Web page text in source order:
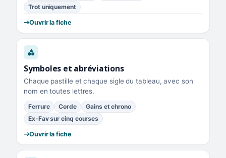
Trot uniquement
Ouvrir la fiche
Symboles et abréviations
Chaque pastille et chaque sigle du tableau, avec son
nom en toutes lettres.
Ferrure Corde
Gains et chrono
Ex-Fav sur cinq courses
Ouvrir la fiche